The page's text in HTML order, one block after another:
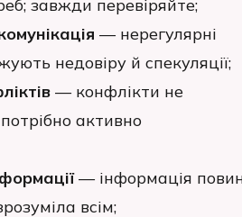
завжди перевіряйте;
— нерегулярні
недовіру й спекуляції;
— конфлікти не
активно
— інформація
всім;